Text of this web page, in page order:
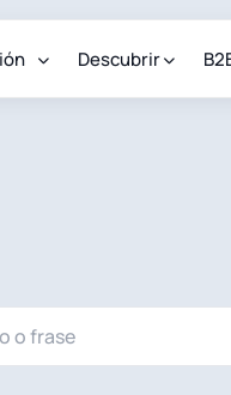
Descubrir